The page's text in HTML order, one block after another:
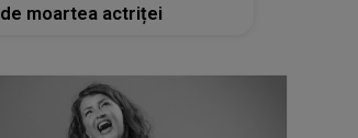
de moartea actriței